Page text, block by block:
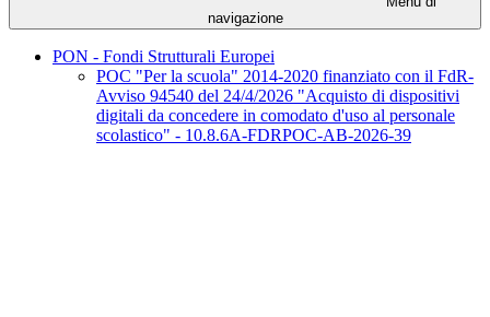
navigazione
PON - Fondi Strutturali Europei
POC "Per la scuola" 2014-2020 finanziato con il FdR-
Avviso 94540 del 24/4/2026 "Acquisto di dispositivi
digitali da concedere in comodato d'uso al personale
scolastico" - 10.8.6A-FDRPOC-AB-2026-39